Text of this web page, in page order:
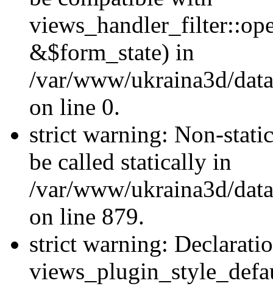
&$form_state) in
/var/www/ukraina3d/
on line 0.
strict warning: Non-
be called statically in
/var/www/ukraina3d/
on line 879.
strict warning: